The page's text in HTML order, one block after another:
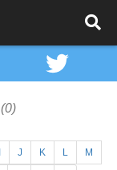
(0)
J K L M